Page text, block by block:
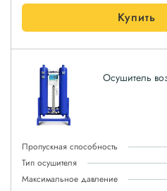
Купить
Осушитель
Пропускная способность
Тип осушителя
Максимальное давление